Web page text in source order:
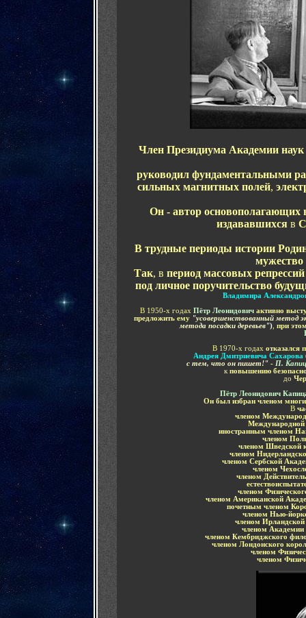
Член Президиума Академии
руководил фундаментальными
сильных магнитных полей,
Он - автор основополагающих
издававшихся в
В трудные периоды истории
мужество
Так, в период массовых
под личное поручительство
Владимира
В 1950-х годах Пётр Леонидович активно
предложить ему "усовершенствованный метод
метода посадки деревьев"), при
В 1970-х годах отказался
Андрея Дмитриевича Сахарова
с тем, что он пишет!"-П.
кповышению
до
Пётр Леонидович
Он был избран членом
В
членом
Международной
иностранным членом
членом
членом Шведской
членом
членом Сербской
членом
членом
членом
членом Американской
почетным членом
членом Нью-
членом Ирландской
членом Академии
членом Кембриджского
членом Лондонского
членом
членом